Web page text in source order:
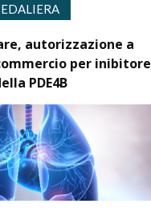
autorizzazione a
per inibitore
PDE4B